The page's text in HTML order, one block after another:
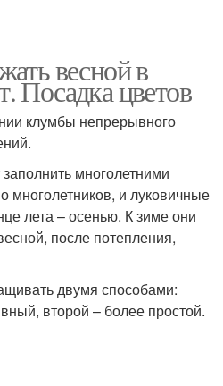
весной в
Посадка цветов
клумбы непрерывного
многолетними
многолетников, и луковичные
лета – осенью. К зиме они
после потепления,
двумя способами:
второй – более простой.